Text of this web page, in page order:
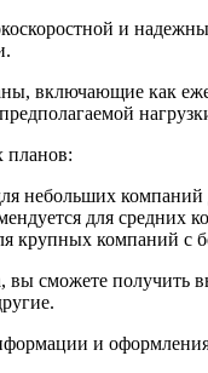
и
включающие как
планов:
небольших компаний
для средних
крупных компаний с
сможете получить
и